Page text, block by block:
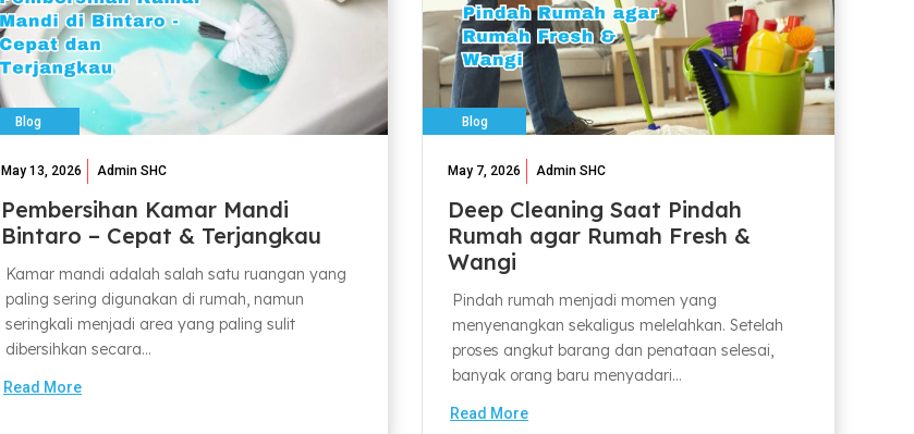
Blog
May 13, 2026 Admin SHC
Pembersihan Kamar Mandi
Bintaro – Cepat & Terjangkau
Kamar mandi adalah salah satu ruangan yang
paling sering digunakan di rumah, namun
seringkali menjadi area yang paling sulit
dibersihkan secara...
Read More
Blog
May 7, 2026 Admin SHC
Deep Cleaning Saat Pindah
Rumah agar Rumah Fresh &
Wangi
Pindah rumah menjadi momen yang
menyenangkan sekaligus melelahkan. Setelah
proses angkut barang dan penataan selesai,
banyak orang baru menyadari...
Read More